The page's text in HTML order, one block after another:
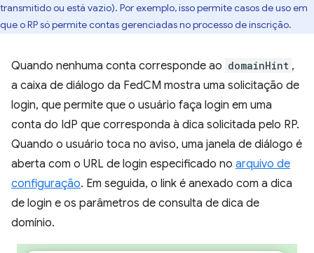
transmitido ou está vazio). Por exemplo, isso permite casos de uso em
que o RP só permite contas gerenciadas no processo de inscrição.
Quando nenhuma conta corresponde ao domainHint ,
a caixa de diálogo da FedCM mostra uma solicitação de
login, que permite que o usuário faça login em uma
conta do IdP que corresponda à dica solicitada pelo RP.
Quando o usuário toca no aviso, uma janela de diálogo é
aberta com o URL de login especificado no arquivo de
configuração. Em seguida, o link é anexado com a dica
de login e os parâmetros de consulta de dica de
domínio.